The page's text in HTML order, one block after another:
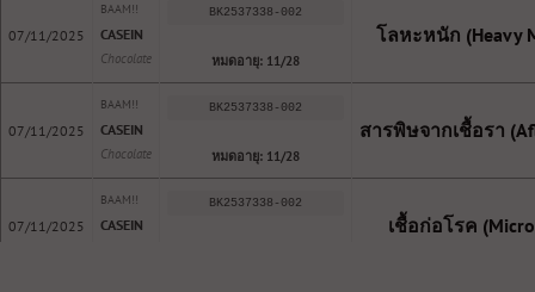
07/11/2025
BAAM!!
CASEIN
Chocolate
BK2537338-002
หมดอายุ: 11/28
โลหะหนัก (Heavy
07/11/2025
BAAM!!
CASEIN
Chocolate
BK2537338-002
หมดอายุ: 11/28
สารพิษจากเชื้อรา
07/11/2025
BAAM!!
CASEIN
BK2537338-002
เชื้อก่อโรค